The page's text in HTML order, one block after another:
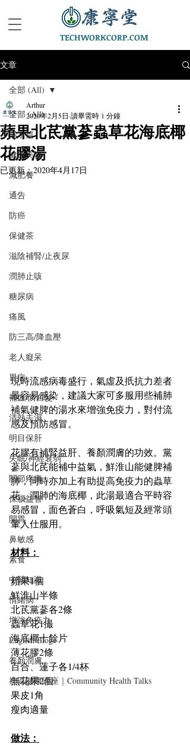
TECHWORKCORP.COM
文章
全部 (All)
湯水篇
健康美食
減肥餐
通告
防癌
保健茶
滋陰補腎/止夜尿
潤肺止咳
糖尿病
痛風
防三高/降血壓
老人癡呆
胃病
補血/防白髮
清熱去濕
明目保肝
失眠/神經衰弱
關節疼痛
保腦益智
開胃
鼻敏感
素食
中醫知識
情緒病
增強免疫力
English Blogs
養顏潤膚
社區健康講座｜Community Health Talks
全部 (All)
蘋果北茋黨蔘蟲草花海底椰
花膠湯
Arthur
2020年2月5日 讀畢需時 1 分鐘
已更新：2020年4月17日
現時流感病毒盛行，氣虛及扺抗力差者
最容易感染，建議大家可多服用些補肺
補氣健脾的湯水來增強免疫力，對付流
感及預防感冒。
花膠有補腎益肝、養顏潤膚的功效。黨
蔘與北芪能補中益氣，鮮淮山能健脾補
肺，同時亦加上有助提高免疫力的蟲草
花，潤肺的海底椰，此湯最適合平時容
易感冒，面色蒼白，呼吸氣短及經常頭
暈人仕服用。
材料：
蘋果1個
鮮淮山半條
北茋黨蔘各2條
蟲草花1撮
海底椰十餘片
薄花膠2條
百合、蓮子各1/4杯
無花果2個
果皮1角
瘦肉適量
做法：